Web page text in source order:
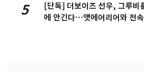
5
[단독] 더보이즈 선우, 그루비
에 안긴다…앳에어리어와 전